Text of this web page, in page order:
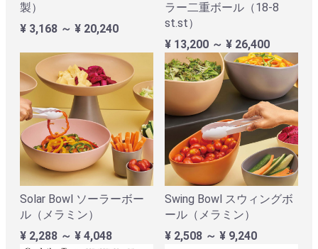
製）
¥ 3,168 ～ ¥ 20,240
ラー二重ボール（18-8
st.st）
¥ 13,200 ～ ¥ 26,400
Solar Bowl ソーラーボー
ル（メラミン）
¥ 2,288 ～ ¥ 4,048
Swing Bowl スウィングボ
ール（メラミン）
¥ 2,508 ～ ¥ 9,240